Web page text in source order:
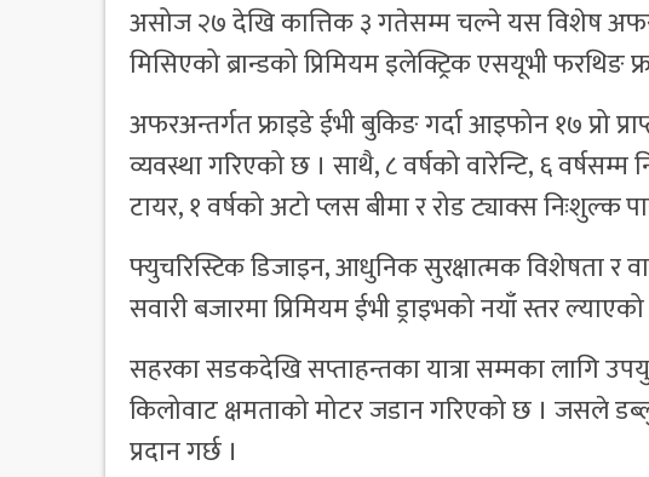
असोज २७ देखि कात्तिक ३ गतेसम्म चल्ने यस विशेष
मिसिएको ब्रान्डको प्रिमियम इलेक्ट्रिक एसयूभी फरथिङ
अफरअन्तर्गत फ्राइडे ईभी बुकिङ गर्दा आइफोन १७
व्यवस्था गरिएको छ । साथै, ८ वर्षको वारेन्टि, ६
टायर, १ वर्षको अटो प्लस बीमा र रोड ट्याक्स निःशुल्क
फ्युचरिस्टिक डिजाइन, आधुनिक सुरक्षात्मक विशेषता र
सवारी बजारमा प्रिमियम ईभी ड्राइभको नयाँ स्तर
सहरका सडकदेखि सप्ताहन्तका यात्रा सम्मका लागि
किलोवाट क्षमताको मोटर जडान गरिएको छ । जसले
प्रदान गर्छ ।